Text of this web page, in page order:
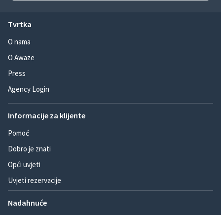
Tvrtka
O nama
O Awaze
Press
Agency Login
Informacije za klijente
Pomoć
Dobro je znati
Opći uvjeti
Uvjeti rezervacije
Nadahnuće